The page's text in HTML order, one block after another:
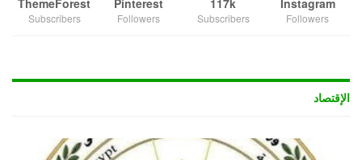
Instagram
Followers
117k
Subscribers
Pinterest
Followers
ThemeForest
Subscribers
الإقتصاد